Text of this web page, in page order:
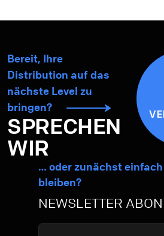
Bereit, Ihre
Distribution auf das
nächste Level zu
bringen?
SPRECHEN
WIR
… oder zunächst
bleiben?
NEWSLETTER